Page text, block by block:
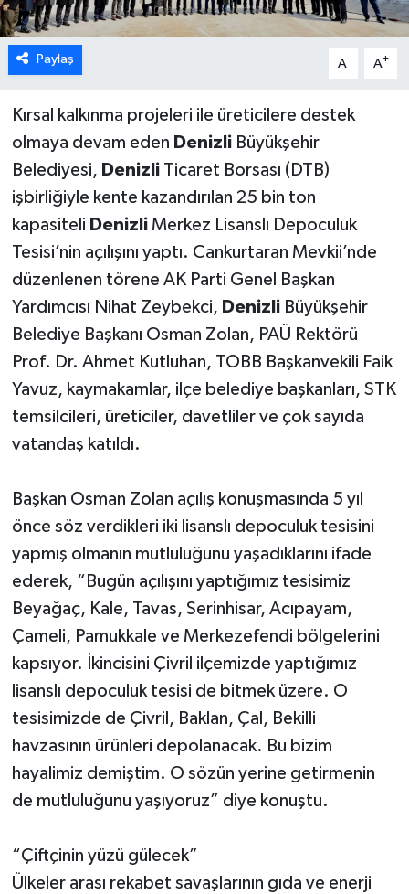
Paylaş A- A+
Kırsal kalkınma projeleri ile üreticilere destek
olmaya devam eden DenizliBüyükşehir
Belediyesi, DenizliTicaret Borsası (DTB)
işbirliğiyle kente kazandırılan 25 bin ton
kapasiteli DenizliMerkez Lisanslı Depoculuk
Tesisi’nin açılışını yaptı. Cankurtaran Mevkii’nde
düzenlenen törene AK Parti Genel Başkan
Yardımcısı Nihat Zeybekci, DenizliBüyükşehir
Belediye Başkanı Osman Zolan, PAÜ Rektörü
Prof. Dr. Ahmet Kutluhan, TOBB Başkanvekili Faik
Yavuz, kaymakamlar, ilçe belediye başkanları, STK
temsilcileri, üreticiler, davetliler ve çok sayıda
vatandaş katıldı.
Başkan Osman Zolan açılış konuşmasında 5 yıl
önce söz verdikleri iki lisanslı depoculuk tesisini
yapmış olmanın mutluluğunu yaşadıklarını ifade
ederek, “Bugün açılışını yaptığımız tesisimiz
Beyağaç, Kale, Tavas, Serinhisar, Acıpayam,
Çameli, Pamukkale ve Merkezefendi bölgelerini
kapsıyor. İkincisini Çivril ilçemizde yaptığımız
lisanslı depoculuk tesisi de bitmek üzere. O
tesisimizde de Çivril, Baklan, Çal, Bekilli
havzasının ürünleri depolanacak. Bu bizim
hayalimiz demiştim. O sözün yerine getirmenin
de mutluluğunu yaşıyoruz” diye konuştu.
“Çiftçinin yüzü gülecek”
Ülkeler arası rekabet savaşlarının gıda ve enerji